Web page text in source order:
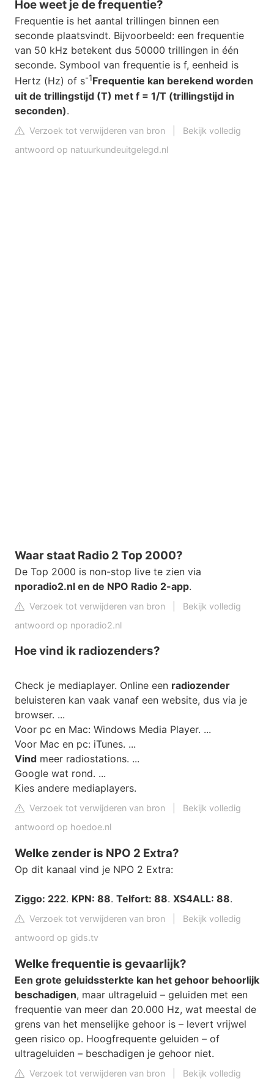
Hoe weet je de frequentie?
Frequentie is het aantal trillingen binnen een
seconde plaatsvindt. Bijvoorbeeld: een frequentie
van 50 kHz betekent dus 50000 trillingen in één
seconde. Symbool van frequentie is f, eenheid is
Hertz (Hz) of s-1Frequentie kan berekend worden
uit de trillingstijd (T) met f = 1/T (trillingstijd in
seconden).
Verzoek tot verwijderen van bron
Bekijk volledig
antwoord op natuurkundeuitgelegd.nl
Waar staat Radio 2 Top 2000?
De Top 2000 is non-stop live te zien via
nporadio2.nl en de NPO Radio 2-app.
Verzoek tot verwijderen van bron
Bekijk volledig
antwoord op nporadio2.nl
Hoe vind ik radiozenders?
Check je mediaplayer. Online een radiozender
beluisteren kan vaak vanaf een website, dus via je
browser. ...
Voor pc en Mac: Windows Media Player. ...
Voor Mac en pc: iTunes. ...
Vind meer radiostations. ...
Google wat rond. ...
Kies andere mediaplayers.
Verzoek tot verwijderen van bron
Bekijk volledig
antwoord op hoedoe.nl
Welke zender is NPO 2 Extra?
Op dit kanaal vind je NPO 2 Extra:
Ziggo: 222. KPN: 88. Telfort: 88. XS4ALL: 88.
Verzoek tot verwijderen van bron
Bekijk volledig
antwoord op gids.tv
Welke frequentie is gevaarlijk?
Een grote geluidssterkte kan het gehoor behoorlijk
beschadigen, maar ultrageluid – geluiden met een
frequentie van meer dan 20.000 Hz, wat meestal de
grens van het menselijke gehoor is – levert vrijwel
geen risico op. Hoogfrequente geluiden – of
ultrageluiden – beschadigen je gehoor niet.
Verzoek tot verwijderen van bron
Bekijk volledig